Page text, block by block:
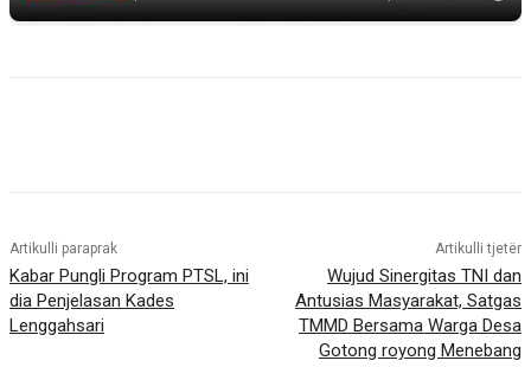
Artikulli paraprak
Kabar Pungli Program PTSL, ini
dia Penjelasan Kades
Lenggahsari
Artikulli tjetër
Wujud Sinergitas TNI dan
Antusias Masyarakat, Satgas
TMMD Bersama Warga Desa
Gotong royong Menebang